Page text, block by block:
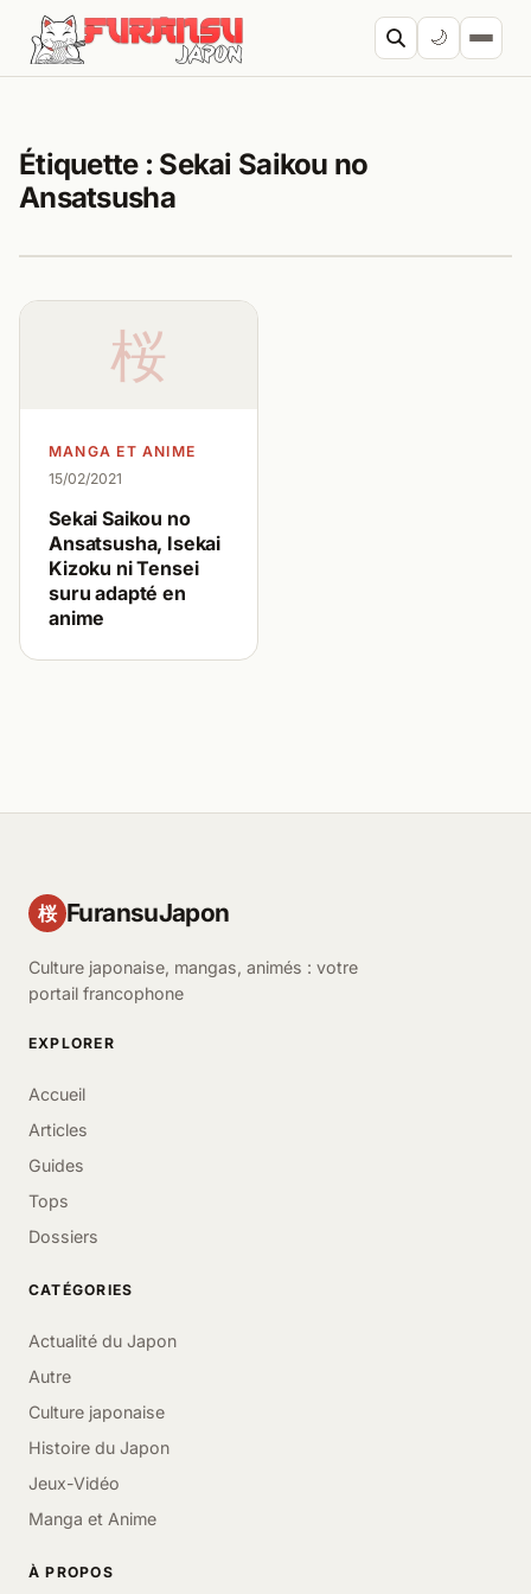
Aller au contenu
🌙
Étiquette : Sekai Saikou no
Ansatsusha
桜
MANGA ET ANIME
15/02/2021
Sekai Saikou no
Ansatsusha, Isekai
Kizoku ni Tensei
suru adapté en
anime
桜 FuransuJapon
Culture japonaise, mangas, animés : votre
portail francophone
EXPLORER
Accueil
Articles
Guides
Tops
Dossiers
CATÉGORIES
Actualité du Japon
Autre
Culture japonaise
Histoire du Japon
Jeux-Vidéo
Manga et Anime
À PROPOS